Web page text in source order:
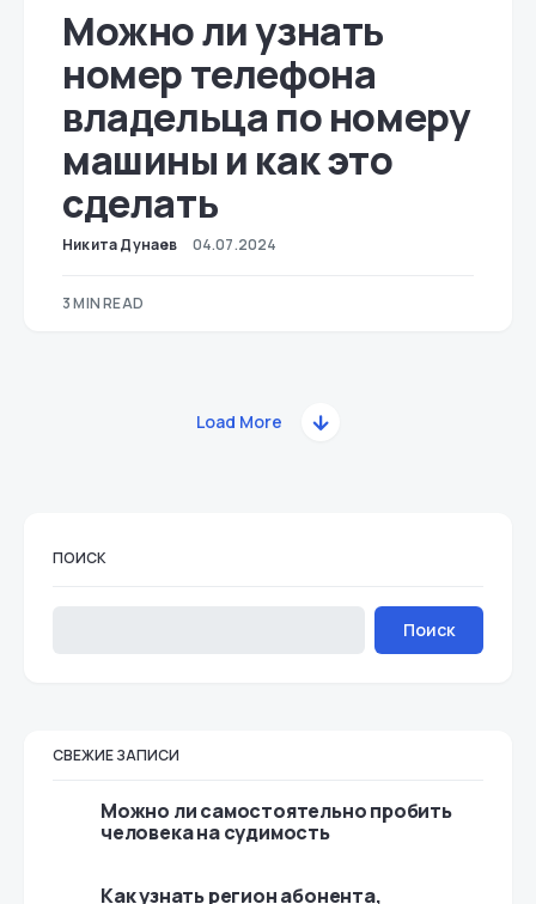
Можно ли узнать
номер телефона
владельца по номеру
машины и как это
сделать
Никита Дунаев 04.07.2024
3 MIN READ
Load More
ПОИСК
Поиск
СВЕЖИЕ ЗАПИСИ
Можно ли самостоятельно пробить
человека на судимость
Как узнать регион абонента,